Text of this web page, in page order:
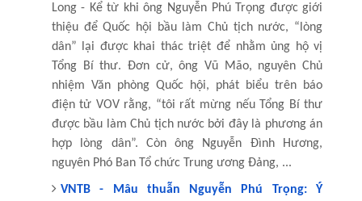
Long - Kể từ khi ông Nguyễn Phú Trọng được giới
thiệu để Quốc hội bầu làm Chủ tịch nước, “lòng
dân” lại được khai thác triệt để nhằm ủng hộ vị
Tổng Bí thư. Đơn cử, ông Vũ Mão, nguyên Chủ
nhiệm Văn phòng Quốc hội, phát biểu trên báo
điện tử VOV rằng, “tôi rất mừng nếu Tổng Bí thư
được bầu làm Chủ tịch nước bởi đây là phương án
hợp lòng dân”. Còn ông Nguyễn Đình Hương,
nguyên Phó Ban Tổ chức Trung ương Đảng, ...
VNTB - Mâu thuẫn Nguyễn Phú Trọng: Ý